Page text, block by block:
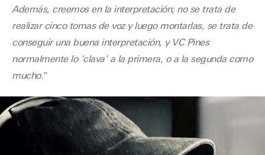
Además, creemos en la interpretación; no se trata de
realizar cinco tomas de voz y luego montarlas, se trata de
conseguir una buena interpretación, y VC Pines
normalmente lo ‘clava’ a la primera, o a la segunda como
mucho.”